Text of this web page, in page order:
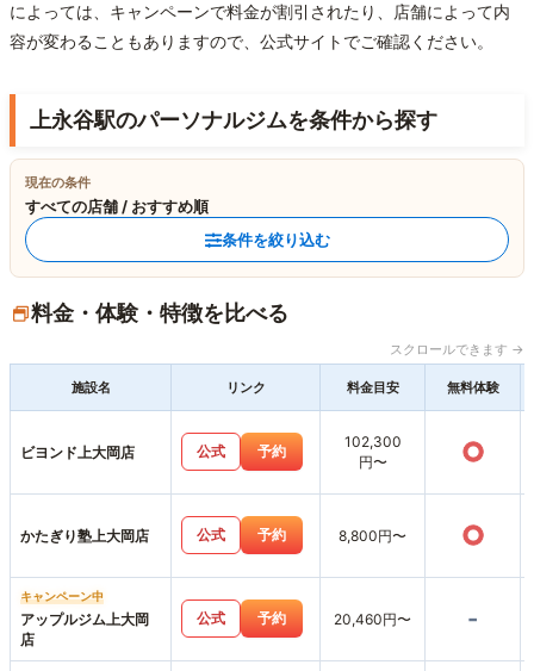
によっては、キャンペーンで料金が割引されたり、店舗によって内
容が変わることもありますので、公式サイトでご確認ください。
上永谷駅のパーソナルジムを条件から探す
現在の条件
すべての店舗 / おすすめ順
条件を絞り込む
料金・体験・特徴を比べる
スクロールできます →
施設名 リンク 料金目安 無料体験
ビヨンド上大岡店 公式 予約
102,300
円〜
○
かたぎり塾上大岡店 公式 予約 8,800円〜 ○
キャンペーン中
アップルジム上大岡
店
公式 予約 20,460円〜 -